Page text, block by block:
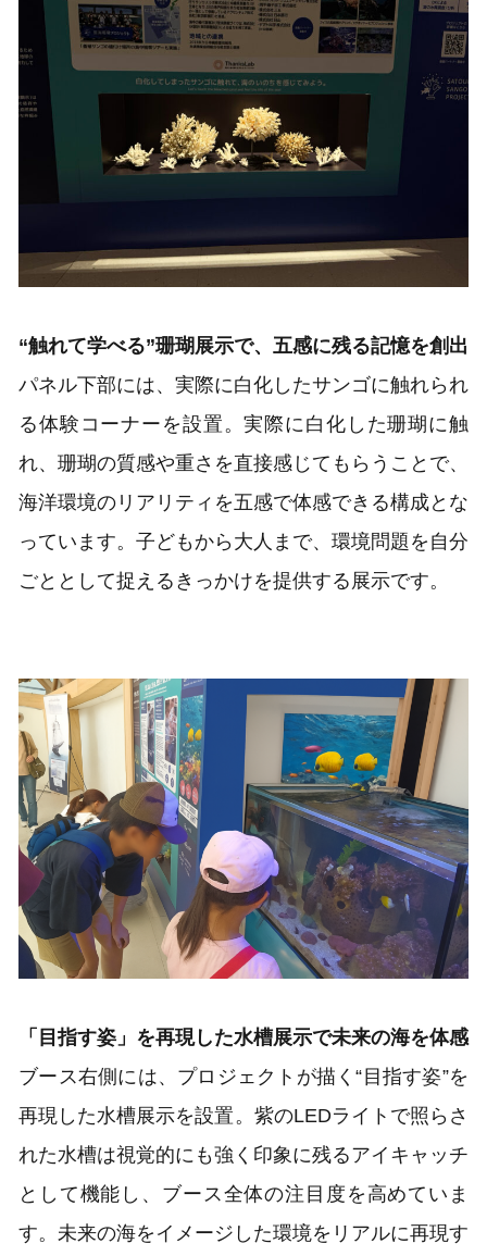
“触れて学べる”珊瑚展示で、五感に残る記憶を創出
パネル下部には、実際に白化したサンゴに触れられ
る体験コーナーを設置。実際に白化した珊瑚に触
れ、珊瑚の質感や重さを直接感じてもらうことで、
海洋環境のリアリティを五感で体感できる構成とな
っています。子どもから大人まで、環境問題を自分
ごととして捉えるきっかけを提供する展示です。
「目指す姿」を再現した水槽展示で未来の海を体感
ブース右側には、プロジェクトが描く“目指す姿”を
再現した水槽展示を設置。紫のLEDライトで照らさ
れた水槽は視覚的にも強く印象に残るアイキャッチ
として機能し、ブース全体の注目度を高めていま
す。未来の海をイメージした環境をリアルに再現す